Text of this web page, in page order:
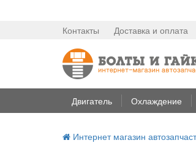
Контакты Доставка и оплата
Двигатель Охлаждение
Интернет магазин